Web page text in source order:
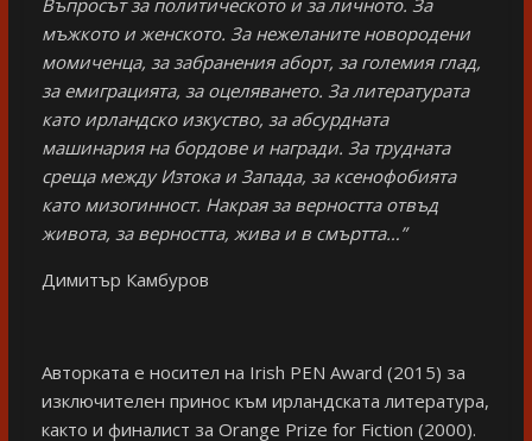
мъжкото и женското. За нежеланите новородени
момиченца, за забранения аборт, за големия глад,
за емиграцията, за оцеляването. За литературата
като ирландско изкуство, за абсурдната
машинария на бордове и награди. За трудната
среща между Изтока и Запада, за ксенофобията
като мизогинност. Накрая за верността отвъд
живота, за верността, жива и в смъртта…”
Димитър Камбуров
Авторката е носител на Irish PEN Award (2015) за
изключителен принос към ирландската литература,
както и финалист за Orange Prize for Fiction (2000).